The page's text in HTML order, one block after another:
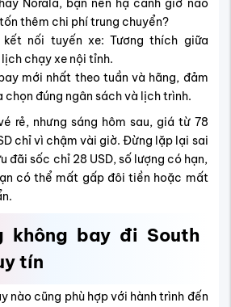
thêm chi phí trung chuyển?
kết nối tuyến xe: Tương thích giữa
chạy xe nội tỉnh.
mới nhất theo tuần và hãng, đảm
chọn đúng ngân sách và lịch trình.
rẻ, nhưng sáng hôm sau, giá từ 78
chỉ vì chậm vài giờ. Đừng lặp lại sai
đãi sốc chỉ 28 USD, số lượng có hạn,
có thể mất gấp đôi tiền hoặc mất
không bay đi South
tín
nào cũng phù hợp với hành trình đến